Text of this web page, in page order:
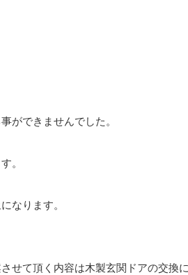
ができませんでした。
。
なります。
せて頂く内容は木製玄関ドアの交換